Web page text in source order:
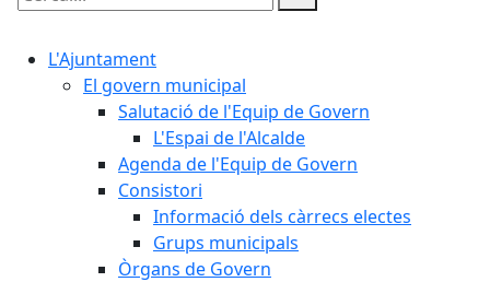
Cercar:
L'Ajuntament
El govern municipal
Salutació de l'Equip de Govern
L'Espai de l'Alcalde
Agenda de l'Equip de Govern
Consistori
Informació dels càrrecs electes
Grups municipals
Òrgans de Govern